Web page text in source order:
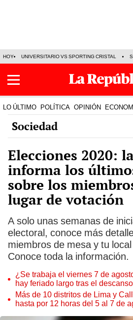
HOY UNIVERSITARIO VS SPORTING CRISTAL
LO ÚLTIMO POLÍTICA OPINIÓN
Sociedad
Elecciones 2020:
informa los
sobre los
lugar de votación
A solo unas semanas de
electoral, conoce más
miembros de mesa y tu
Conoce toda la información.
¿Se trabaja el viernes 7 de
hay feriado largo tras el
Más de 10 distritos de Lima y
hasta por 12 horas del 5 al 7 de